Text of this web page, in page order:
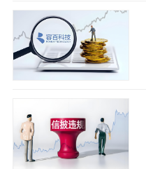
今日快评
我们来补课
与老板对话
家族企业
企业快讯
智造